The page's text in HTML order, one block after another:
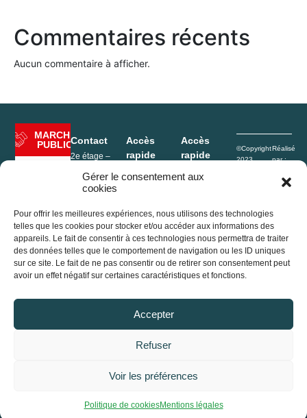
Gérer le consentement aux
cookies
Pour offrir les meilleures expériences, nous utilisons des technologies
telles que les cookies pour stocker et/ou accéder aux informations des
appareils. Le fait de consentir à ces technologies nous permettra de traiter
des données telles que le comportement de navigation ou les ID uniques
sur ce site. Le fait de ne pas consentir ou de retirer son consentement peut
avoir un effet négatif sur certaines caractéristiques et fonctions.
Accepter
Refuser
Voir les préférences
Politique de cookiesMentions légales
Commentaires récents
Aucun commentaire à afficher.
MARCHÉ
PUBLIC
2e étage –
Hôtel de Ville
l’Hôtel de ville
Contact
2e étage –
1, Place de
l’Hôtel de ville
Jujurieux
France
13 32
accueil@ain-
Accès
rapide
Enfance
Déchèterie
Conseil
communautaire
Accès
rapide
Mentions
confidentialité
Plan du site
Agenda
Actualités
©Copyright
2023
Réalisé
par :
Accessibilité